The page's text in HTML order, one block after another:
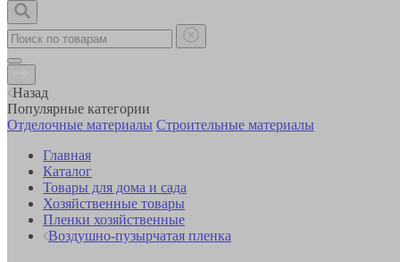
Назад
Популярные категории
Отделочные материалы Строительные материалы
Главная
Каталог
Товары для дома и сада
Хозяйственные товары
Пленки хозяйственные
Воздушно-пузырчатая пленка